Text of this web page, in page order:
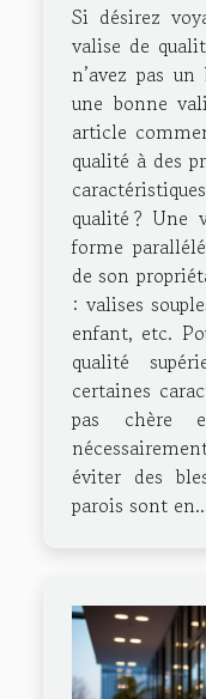
Si désirez
valise de
n’avez pas
une bonne
article
qualité à des
qualité ? Une
forme
de son
: valises
enfant, etc.
qualité
certaines
pas chère
éviter des
parois sont